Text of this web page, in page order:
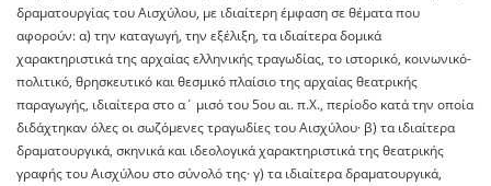
δραματουργίας του Αισχύλου, με ιδιαίτερη έμφαση σε θέματα που
αφορούν: α) την καταγωγή, την εξέλιξη, τα ιδιαίτερα δομικά
χαρακτηριστικά της αρχαίας ελληνικής τραγωδίας, το ιστορικό, κοινωνικό-
πολιτικό, θρησκευτικό και θεσμικό πλαίσιο της αρχαίας θεατρικής
παραγωγής, ιδιαίτερα στο α΄ μισό του 5ου αι. π.Χ., περίοδο κατά την οποία
διδάχτηκαν όλες οι σωζόμενες τραγωδίες του Αισχύλου· β) τα ιδιαίτερα
δραματουργικά, σκηνικά και ιδεολογικά χαρακτηριστικά της θεατρικής
γραφής του Αισχύλου στο σύνολό της· γ) τα ιδιαίτερα δραματουργικά,